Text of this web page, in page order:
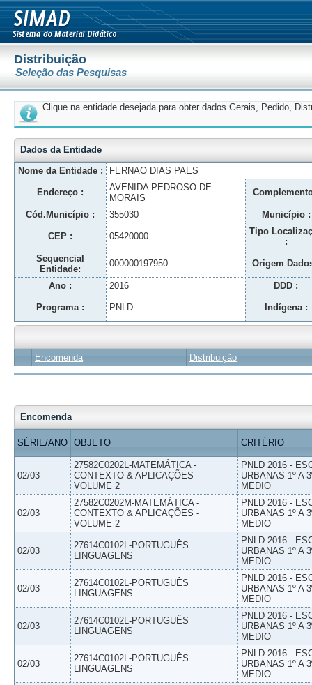
Distribuição
Seleção das Pesquisas
Clique na entidade desejada para obter dados Gerais, Pedido,
Dados da Entidade
Nome da Entidade :
FERNAO DIAS PAES
Endereço :
AVENIDA PEDROSO DE
MORAIS
Cód.Município : 355030 Município :
CEP : 05420000
Tipo
:
Sequencial
Entidade:
000000197950 Origem
Ano : 2016 DDD :
Programa : PNLD Indígena :
Encomenda Distribuição
Encomenda
SÉRIE/ANO OBJETO CRITÉRIO
02/03
27582C0202L-MATEMÁTICA -
CONTEXTO & APLICAÇÕES -
VOLUME 2
PNLD 2016 -
URBANAS 1º A
MEDIO
02/03
27582C0202M-MATEMÁTICA -
CONTEXTO & APLICAÇÕES -
VOLUME 2
PNLD 2016 -
URBANAS 1º A
MEDIO
02/03
27614C0102L-PORTUGUÊS
LINGUAGENS
PNLD 2016 -
URBANAS 1º A
MEDIO
02/03
27614C0102L-PORTUGUÊS
LINGUAGENS
PNLD 2016 -
URBANAS 1º A
MEDIO
02/03
27614C0102L-PORTUGUÊS
LINGUAGENS
PNLD 2016 -
URBANAS 1º A
MEDIO
02/03
27614C0102L-PORTUGUÊS
LINGUAGENS
PNLD 2016 -
URBANAS 1º A
MEDIO